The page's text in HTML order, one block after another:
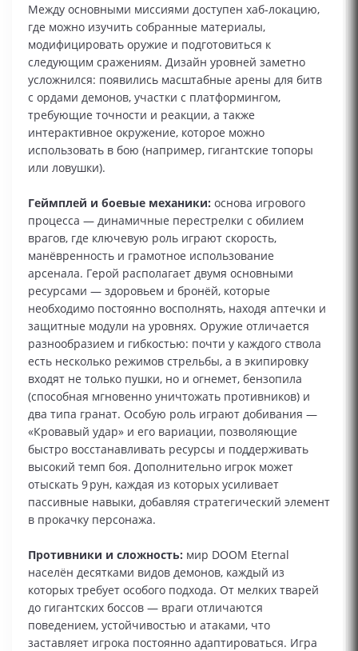
Между основными миссиями доступен хаб‑локацию,
где можно изучить собранные материалы,
модифицировать оружие и подготовиться к
следующим сражениям. Дизайн уровней заметно
усложнился: появились масштабные арены для битв
с ордами демонов, участки с платформингом,
требующие точности и реакции, а также
интерактивное окружение, которое можно
использовать в бою (например, гигантские топоры
или ловушки).
Геймплей и боевые механики: основа игрового
процесса — динамичные перестрелки с обилием
врагов, где ключевую роль играют скорость,
манёвренность и грамотное использование
арсенала. Герой располагает двумя основными
ресурсами — здоровьем и бронёй, которые
необходимо постоянно восполнять, находя аптечки и
защитные модули на уровнях. Оружие отличается
разнообразием и гибкостью: почти у каждого ствола
есть несколько режимов стрельбы, а в экипировку
входят не только пушки, но и огнемет, бензопила
(способная мгновенно уничтожать противников) и
два типа гранат. Особую роль играют добивания —
«Кровавый удар» и его вариации, позволяющие
быстро восстанавливать ресурсы и поддерживать
высокий темп боя. Дополнительно игрок может
отыскать 9 рун, каждая из которых усиливает
пассивные навыки, добавляя стратегический элемент
в прокачку персонажа.
Противники и сложность: мир DOOM Eternal
населён десятками видов демонов, каждый из
которых требует особого подхода. От мелких тварей
до гигантских боссов — враги отличаются
поведением, устойчивостью и атаками, что
заставляет игрока постоянно адаптироваться. Игра